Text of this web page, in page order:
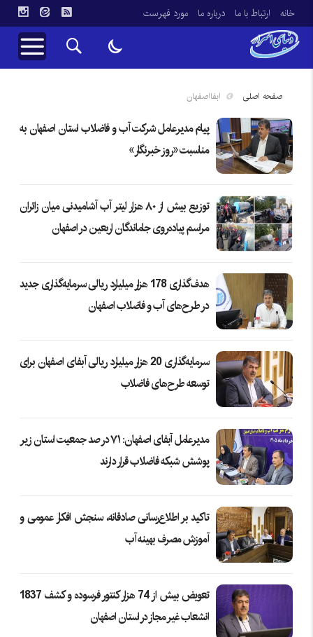
خانه ارتباط با ما درباره ما مورد فهرست
صفحه اصلی ابفااصفهان
پیام مدیرعامل شرکت آب و فاضلاب استان اصفهان به
مناسبت «روز خبرنگار»
توزیع بیش از ۸۰ هزار لیتر آب آشامیدنی میان زائران
مراسم پیاده‌روی جاماندگان اربعین در اصفهان
هدف‌گذاری 178 هزار میلیارد ریالی سرمایه‌گذاری جدید
در طرح‌های آب و فاضلاب اصفهان
سرمایه‌گذاری 20 هزار میلیارد ریالی آبفای اصفهان برای
توسعه طرح‌های فاضلاب
مدیرعامل آبفای اصفهان: ۷۱ درصد جمعیت استان زیر
پوشش شبکه فاضلاب قرار دارند
تاکید بر اطلاع‌رسانی صادقانه، سنجش افکار عمومی و
آموزش مصرف بهینه آب
تعویض بیش از 74 هزار کنتور فرسوده و کشف 1837
انشعاب غیر مجاز در استان اصفهان